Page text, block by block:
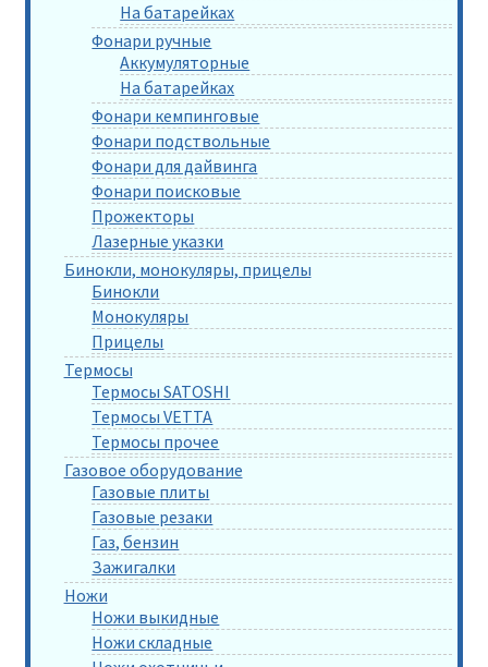
На батарейках
Фонари ручные
Аккумуляторные
На батарейках
Фонари кемпинговые
Фонари подствольные
Фонари для дайвинга
Фонари поисковые
Прожекторы
Лазерные указки
Бинокли, монокуляры, прицелы
Бинокли
Монокуляры
Прицелы
Термосы
Термосы SATOSHI
Термосы VETTA
Термосы прочее
Газовое оборудование
Газовые плиты
Газовые резаки
Газ, бензин
Зажигалки
Ножи
Ножи выкидные
Ножи складные